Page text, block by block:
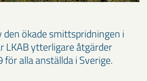
den ökade smittspridningen i
LKAB ytterligare åtgärder
alla anställda i Sverige.